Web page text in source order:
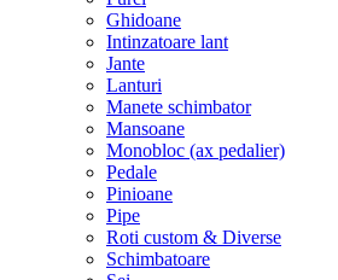
Ghidoane
Intinzatoare lant
Jante
Lanturi
Manete schimbator
Mansoane
Monobloc (ax pedalier)
Pedale
Pinioane
Pipe
Roti custom & Diverse
Schimbatoare